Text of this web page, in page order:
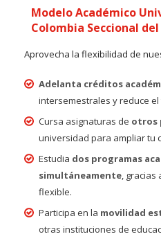
Modelo Académico
Colombia Seccional
Aprovecha la flexibilidad de
Adelanta créditos
intersemestrales y reduce
Cursa asignaturas de otros
universidad para ampliar tu
Estudia dos programas
simultáneamente, gracias
flexible.
Participa en la movilidad
otras instituciones de